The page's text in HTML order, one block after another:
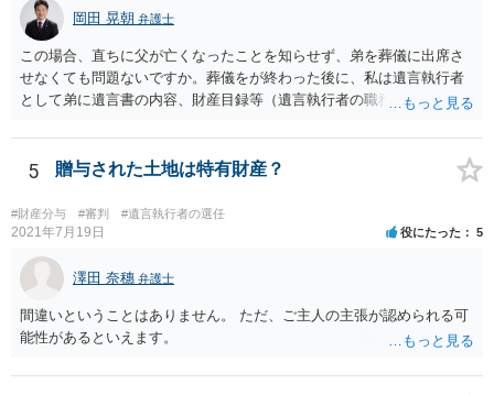
岡田 晃朝 弁護士
この場合、直ちに父が亡くなったことを知らせず、弟を葬儀に出席さ
せなくても問題ないですか。葬儀をが終わった後に、私は遺言執行者
として弟に遺言書の内容、財産目録等（遺言執行者の職務）を知らせ
るかは喪主の自由です。 呼ばなくてもかまいません。 そもそも、そう
いう法律関係にありません。 遺言の内容と遺産の総額の通知、公正証
で、対応しましょう。 そのあとは遺留分の請求などがあればそれへの
対応となるでしょう。
5 贈与された土地は特有財産？
#財産分与 #審判 #遺言執行者の選任
2021年7月19日 役にたった 5
澤田 奈穗 弁護士
間違いということはありません。 ただ、ご主人の主張が認められる可
能性があるといえます。